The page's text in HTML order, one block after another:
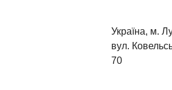
Україна, м.
вул.
70